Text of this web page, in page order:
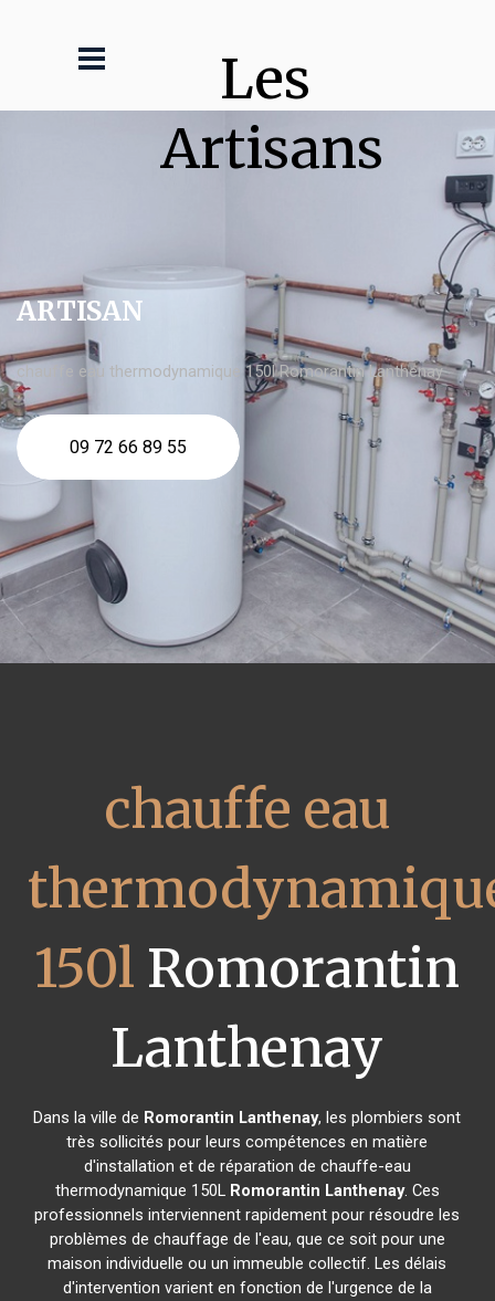
Les
Artisans
ARTISAN
chauffe eau thermodynamique 150l Romorantin Lanthenay
09 72 66 89 55
chauffe eau
150l Romorantin
Lanthenay
Dans la ville de Romorantin Lanthenay, les plombiers sont
très sollicités pour leurs compétences en matière
d'installation et de réparation de chauffe-eau
thermodynamique 150L Romorantin Lanthenay. Ces
professionnels interviennent rapidement pour résoudre les
problèmes de chauffage de l'eau, que ce soit pour une
maison individuelle ou un immeuble collectif. Les délais
d'intervention varient en fonction de l'urgence de la